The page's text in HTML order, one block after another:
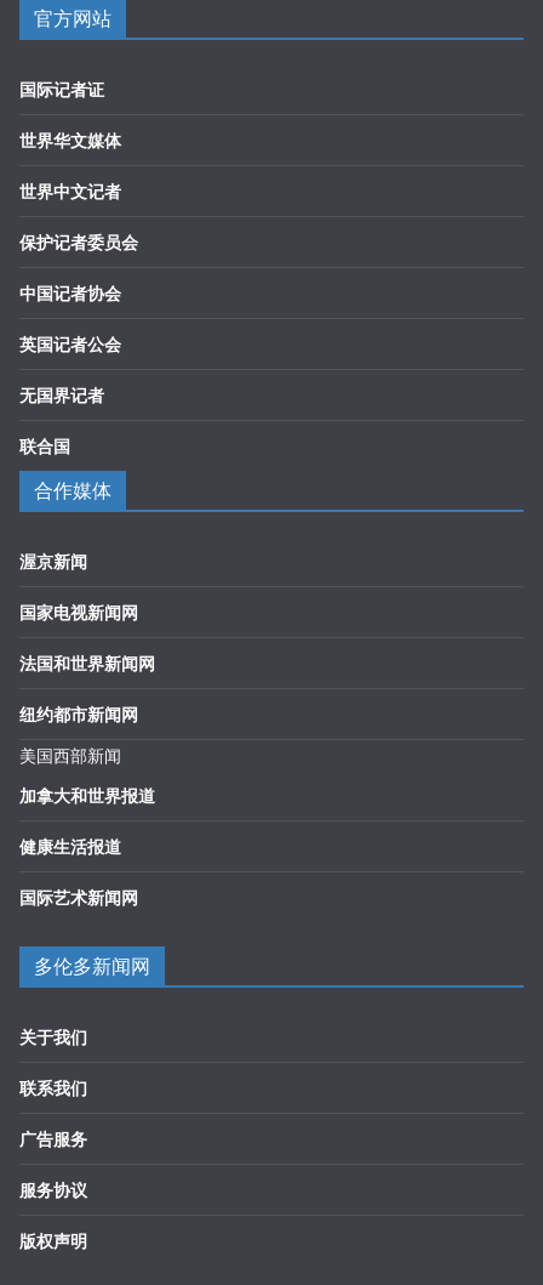
官方网站
国际记者证
世界华文媒体
世界中文记者
保护记者委员会
中国记者协会
英国记者公会
无国界记者
联合国
合作媒体
渥京新闻
国家电视新闻网
法国和世界新闻网
纽约都市新闻网
美国西部新闻
加拿大和世界报道
健康生活报道
国际艺术新闻网
多伦多新闻网
关于我们
联系我们
广告服务
服务协议
版权声明